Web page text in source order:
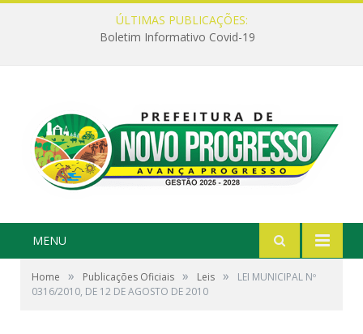
ÚLTIMAS PUBLICAÇÕES:
Boletim Informativo Covid-19
MENU
Home » Publicações Oficiais » Leis »
LEI MUNICIPAL Nº
0316/2010, DE 12 DE AGOSTO DE 2010